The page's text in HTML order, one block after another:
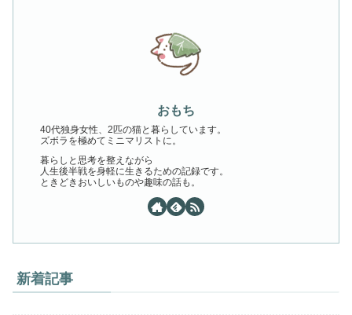
おもち
40代独身女性、2匹の猫と暮らしています。
ズボラを極めてミニマリストに。
暮らしと思考を整えながら
人生後半戦を身軽に生きるための記録です。
ときどきおいしいものや趣味の話も。
新着記事